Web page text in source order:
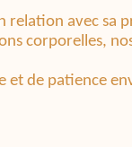
relation avec sa
corporelles,
et de patience